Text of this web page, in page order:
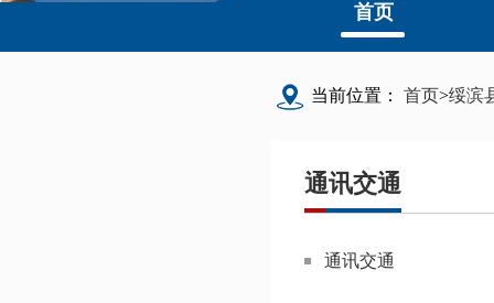
首页
当前位置： 首页>绥滨
通讯交通
通讯交通